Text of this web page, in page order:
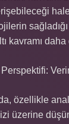
kavramı
özellikle
üzerine